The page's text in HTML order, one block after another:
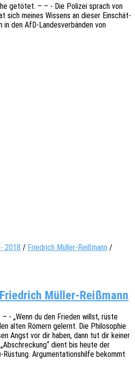
getö­tet. – – - Die Poli­zei sprach von
sich meines Wissens an dieser Einschät­
in den AfD-Landes­­ver­­­bän­­den von
2018 / Friedrich Müller-Reißmann /
Müller-Reißmann
- „Wenn du den Frie­den willst, rüste
alten Römern gelernt. Die Philo­so­phie
Angst vor dir haben, dann tut dir keiner
dient bis heute der
Argu­men­ta­ti­ons­hil­fe bekommt